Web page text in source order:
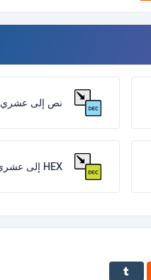
نص إلى عشري
HEX إلى عشري